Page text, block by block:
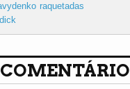
raquetadas